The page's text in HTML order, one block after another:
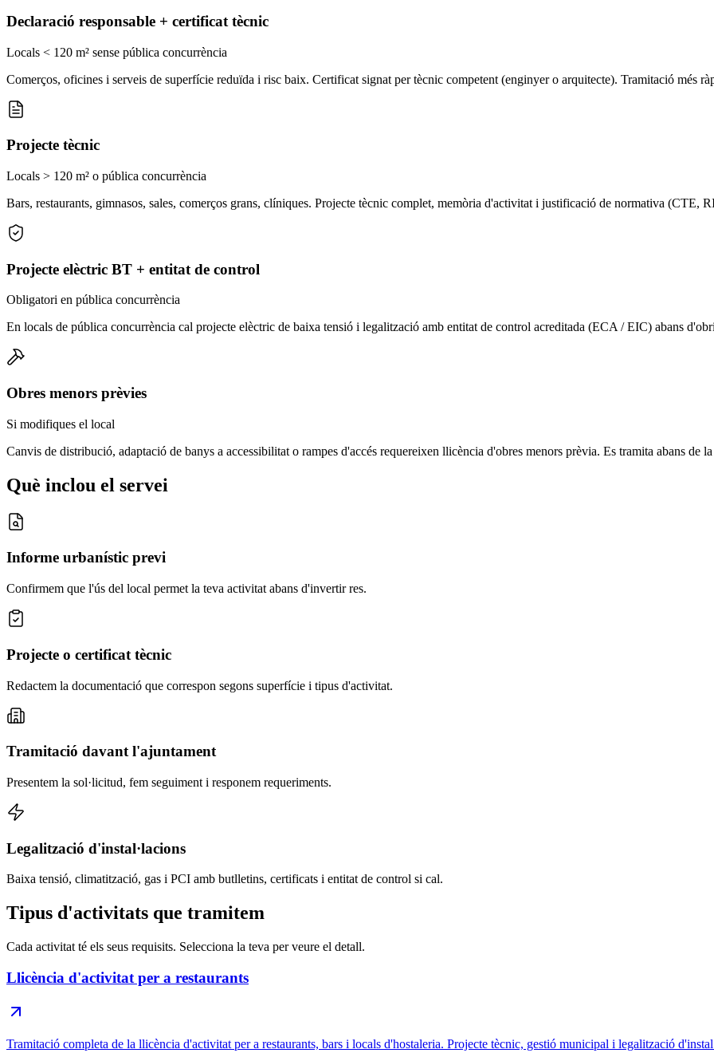
Declaració responsable + certificat tècnic
Locals < 120 m² sense pública concurrència
Comerços, oficines i serveis de superfície reduïda i risc baix. Certificat signat per tècnic competent (enginyer o arquitecte). Tramitació més
Projecte tècnic
Locals > 120 m² o pública concurrència
Bars, restaurants, gimnasos, sales, comerços grans, clíniques. Projecte tècnic complet, memòria d'activitat i justificació de normativa (CTE,
Projecte elèctric BT + entitat de control
Obligatori en pública concurrència
En locals de pública concurrència cal projecte elèctric de baixa tensió i legalització amb entitat de control acreditada (ECA / EIC) abans
Obres menors prèvies
Si modifiques el local
Canvis de distribució, adaptació de banys a accessibilitat o rampes d'accés requereixen llicència d'obres menors prèvia. Es tramita abans de
Què inclou el servei
Informe urbanístic previ
Confirmem que l'ús del local permet la teva activitat abans d'invertir res.
Projecte o certificat tècnic
Redactem la documentació que correspon segons superfície i tipus d'activitat.
Tramitació davant l'ajuntament
Presentem la sol·licitud, fem seguiment i responem requeriments.
Legalització d'instal·lacions
Baixa tensió, climatització, gas i PCI amb butlletins, certificats i entitat de control si cal.
Tipus d'activitats que tramitem
Cada activitat té els seus requisits. Selecciona la teva per veure el detall.
Llicència d'activitat per a restaurants
Tramitació completa de la llicència d'activitat per a restaurants, bars i locals d'hostaleria. Projecte tècnic, gestió municipal i legalització